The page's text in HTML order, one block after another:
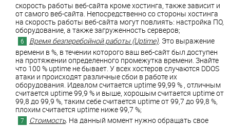
скорость работы веб-сайта кроме хостинга, также зависит и
от самого веб-сайта. Непосредственно со стороны хостинга
на скорость работы веб-сайта могут повлиять: настройка ПО,
оборудование, а также загруженность серверов;
Время безперебойной работы (Uptime). Это выражение
времени в %, в течении которого ваш веб-сайт был доступен
на протяжении определенного промежутка времени. Знайте
что 100 % uptime не бывает. У всех хостеров случаются DDOS
атаки и происходят различные сбои в работе их
оборудования. Идеалом считается uptime 99,99 % , отличным
считается uptime 99,9 % и выше, хорошым считается uptime от
99,8 до 99,9 %, таким себе считается uptime от 99,7 до 99,8 %,
плохим считается uptime ниже 99,7 %;
Стоимость. На данный момент нужно обращать свое